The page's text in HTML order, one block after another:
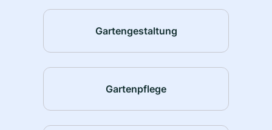
Gartengestaltung
Gartenpflege